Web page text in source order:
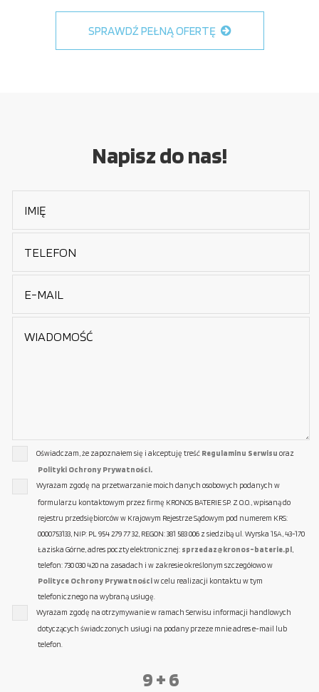
SPRAWDŹ PEŁNĄ OFERTĘ
Napisz do nas!
Oświadczam, że zapoznałem się i akceptuję treść Regulaminu Serwisu oraz
Polityki Ochrony Prywatności.
Wyrażam zgodę na przetwarzanie moich danych osobowych podanych w
formularzu kontaktowym przez firmę KRONOS BATERIE SP. Z O.O., wpisaną do
rejestru przedsiębiorców w Krajowym Rejestrze Sądowym pod numerem KRS:
0000753133, NIP: PL 954 279 77 32, REGON: 381 583 006 z siedzibą ul. Wyrska 15A, 43-170
Łaziska Górne, adres poczty elektronicznej: sprzedaz@kronos-baterie.pl
telefon: 730 030 420 na zasadach i w zakresie określonym szczegółowo w
Polityce Ochrony Prywatnościw celu realizacji kontaktu w tym
telefonicznego na wybraną usługę.
Wyrażam zgodę na otrzymywanie w ramach Serwisu informacji handlowych
dotyczących świadczonych usługi na podany przeze mnie adres e-mail lub
telefon.
9 + 6